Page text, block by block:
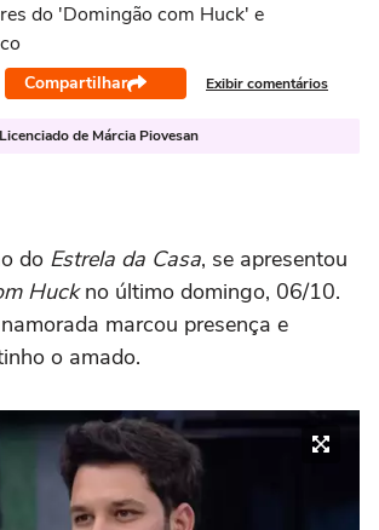
do 'Domingão com Huck' e
Compartilhar Exibir comentários
de Márcia Piovesan
do Estrela da Casa, se apresentou
Huckno último domingo, 06/10.
marcou presença e
o amado.